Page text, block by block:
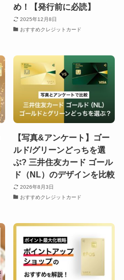
め！【発行前に必読】
2025年12月8日
おすすめクレジットカード
【写真&アンケート】ゴー
ルド/グリーンどっちを選
ぶ? 三井住友カード ゴール
ド（NL）のデザインを比較
2026年8月3日
おすすめクレジットカード